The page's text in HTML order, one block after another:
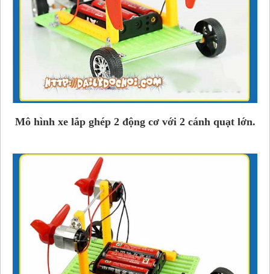
Mô hình xe lắp ghép 2 động cơ với 2 cánh quạt lớn.